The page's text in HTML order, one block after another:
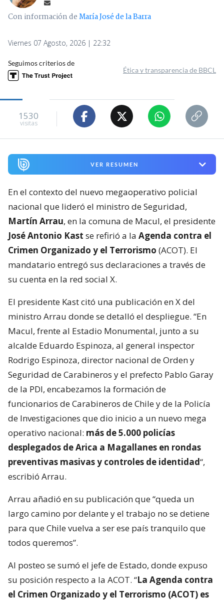
Con información deMaría José de la Barra
Viernes 07 Agosto, 2026 | 22:32
Seguimos criterios de
Ética y transparencia de BBCL
1530
visitas
VER RESUMEN
En el contexto del nuevo megaoperativo policial
nacional que lideró el ministro de Seguridad,
Martín Arrau, en la comuna de Macul, el presidente
José Antonio Kast se refirió a la Agenda contra el
Crimen Organizado y el Terrorismo (ACOT). El
mandatario entregó sus declaraciones a través de
su cuenta en la red social X.
El presidente Kast citó una publicación en X del
ministro Arrau donde se detalló el despliegue. “En
Macul, frente al Estadio Monumental, junto a su
alcalde Eduardo Espinoza, al general inspector
Rodrigo Espinoza, director nacional de Orden y
Seguridad de Carabineros y el prefecto Pablo Garay
de la PDI, encabezamos la formación de
funcionarios de Carabineros de Chile y de la Policía
de Investigaciones que dio inicio a un nuevo mega
operativo nacional: más de 5.000 policías
desplegados de Arica a Magallanes en rondas
preventivas masivas y controles de identidad“,
escribió Arrau.
Arrau añadió en su publicación que “queda un
largo camino por delante y el trabajo no se detiene
para que Chile vuelva a ser ese país tranquilo que
todos queremos”.
Al posteo se sumó el jefe de Estado, donde expuso
su posición respecto a la ACOT. “La Agenda contra
el Crimen Organizado y el Terrorismo (ACOT) es